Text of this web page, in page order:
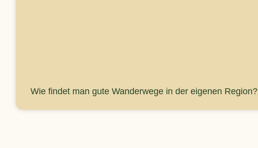
Wie findet man gute Wanderwege in der eigenen Region?